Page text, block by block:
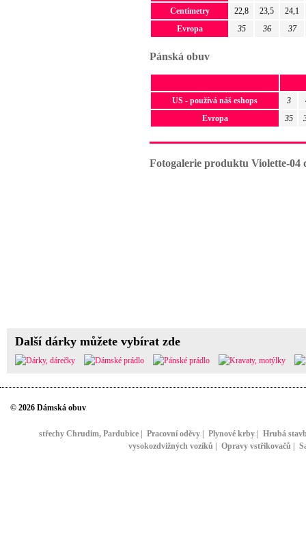
Centimetry
22,8 23,5
24,1
Evropa
35 36 37
Pánská obuv
US - používá náš eshops 3
Evropa
35
Fotogalerie produktu Violette-04
Další dárky můžete vybírat zde
© 2026 Dámská obuv
střechy Chrudim, Pardubice| Pracovní oděvy| Plynové krby| Hrubá
vysokozdvižných vozíků
Opravy vstřikovačů